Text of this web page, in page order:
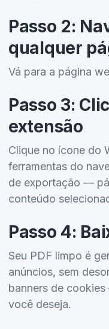
Passo 2:
qualquer
Vá para a página
Passo 3:
extensão
Clique no ícone do
ferramentas do
de exportação —
conteúdo
Passo 4:
Seu PDF limpo é
anúncios, sem
banners de
você deseja.